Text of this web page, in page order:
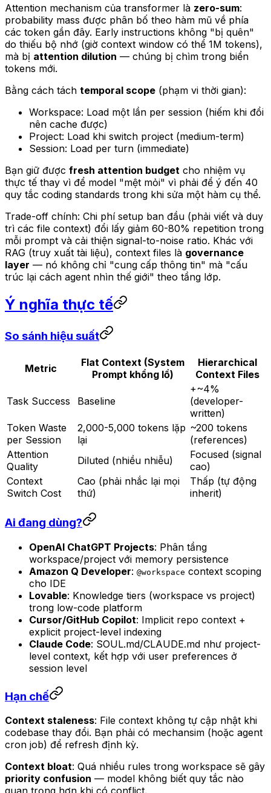
Attention mechanism của transformer là zero-sum:
probability mass được phân bố theo hàm mũ về phía
các token gần đây. Early instructions không "bị quên"
do thiếu bộ nhớ (giờ context window có thể 1M tokens),
mà bị attention dilution — chúng bị chìm trong biển
tokens mới.
Bằng cách tách temporal scope (phạm vi thời gian):
Workspace: Load một lần per session (hiếm khi đổi
nên cache được)
Project: Load khi switch project (medium-term)
Session: Load per turn (immediate)
Bạn giữ được fresh attention budget cho nhiệm vụ
thực tế thay vì để model "mệt mỏi" vì phải để ý đến 40
quy tắc coding standards trong khi sửa một hàm cụ thể.
Trade-off chính: Chi phí setup ban đầu (phải viết và duy
trì các file context) đổi lấy giảm 60-80% repetition trong
mỗi prompt và cải thiện signal-to-noise ratio. Khác với
RAG (truy xuất tài liệu), context files là governance
layer — nó không chỉ "cung cấp thông tin" mà "cấu
trúc lại cách agent nhìn thế giới" theo tầng lớp.
Ý nghĩa thực tế
So sánh hiệu suất
Metric
Flat Context (System
Prompt khổng lồ)
Hierarchical
Context Files
Task Success Baseline
+~4%
(developer-
written)
Token Waste
per Session
2,000-5,000 tokens lặp
lại
~200 tokens
(references)
Attention
Quality
Diluted (nhiều nhiễu)
Focused (signal
cao)
Context
Switch Cost
Cao (phải nhắc lại mọi
thứ)
Thấp (tự động
inherit)
Ai đang dùng?
OpenAI ChatGPT Projects: Phân tầng
workspace/project với memory persistence
Amazon Q Developer: @workspace context scoping
cho IDE
Lovable: Knowledge tiers (workspace vs project)
trong low-code platform
Cursor/GitHub Copilot: Implicit repo context +
explicit project-level indexing
Claude Code: SOUL.md/CLAUDE.md như project-
level context, kết hợp với user preferences ở
session level
Hạn chế
Context staleness: File context không tự cập nhật khi
codebase thay đổi. Bạn phải có mechansim (hoặc agent
cron job) để refresh định kỳ.
Context bloat: Quá nhiều rules trong workspace sẽ gây
priority confusion — model không biết quy tắc nào